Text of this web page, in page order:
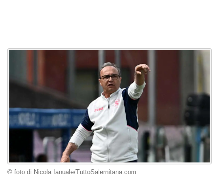
© foto di Nicola Ianuale/TuttoSalernitana.com